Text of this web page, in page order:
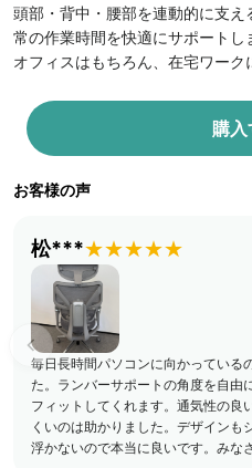
頭部・背中・腰部を連動的に支
常の作業時間を快適にサポートし
オフィスはもちろん、在宅ワーク
お客様の声
松***★★★★★
毎日長時間パソコンに向かっている
た。ランバーサポートの角度を自由
フィットしてくれます。通気性の良
くいのは助かりました。デザインも
浮かないので本当に良いです。みな
購入